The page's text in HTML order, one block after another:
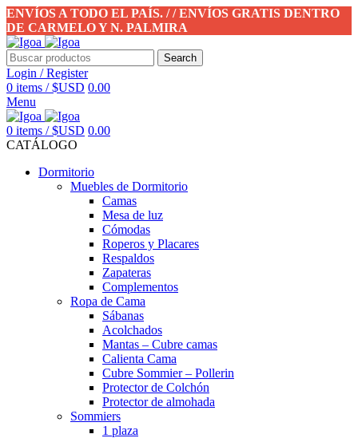
ENVÍOS A TODO EL PAÍS. / / ENVÍOS GRATIS DENTRO
DE CARMELO Y N. PALMIRA
Search
Login / Register
0 items / $USD 0.00
Menu
0 items / $USD 0.00
CATÁLOGO
Dormitorio
Muebles de Dormitorio
Camas
Mesa de luz
Cómodas
Roperos y Placares
Respaldos
Zapateras
Complementos
Ropa de Cama
Sábanas
Acolchados
Mantas – Cubre camas
Calienta Cama
Cubre Sommier – Pollerin
Protector de Colchón
Protector de almohada
Sommiers
1 plaza